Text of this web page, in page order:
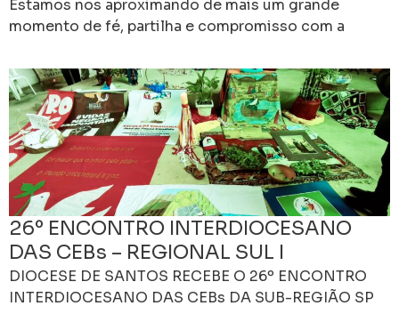
encontro
Estamos nos aproximando de mais um grande
momento de fé, partilha e compromisso com a
Comunidades
26º ENCONTRO INTERDIOCESANO
DAS CEBs – REGIONAL SUL I
DIOCESE DE SANTOS RECEBE O 26º ENCONTRO
INTERDIOCESANO DAS CEBs DA SUB-REGIÃO SP